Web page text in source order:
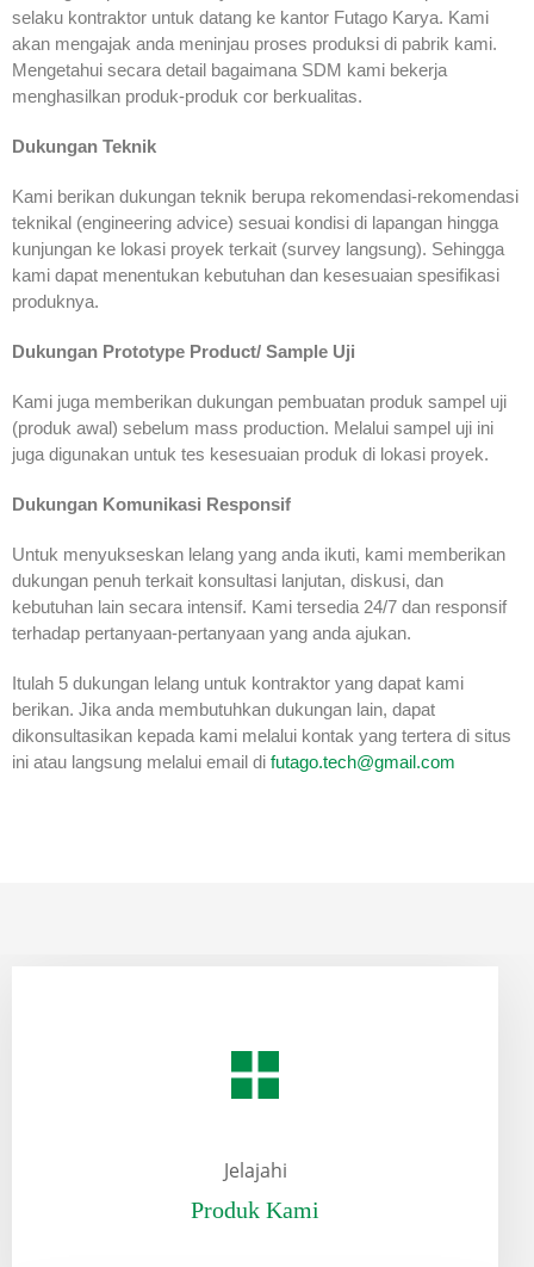
selaku kontraktor untuk datang ke kantor Futago Karya. Kami
akan mengajak anda meninjau proses produksi di pabrik kami.
Mengetahui secara detail bagaimana SDM kami bekerja
menghasilkan produk-produk cor berkualitas.
Dukungan Teknik
Kami berikan dukungan teknik berupa rekomendasi-rekomendasi
teknikal (engineering advice) sesuai kondisi di lapangan hingga
kunjungan ke lokasi proyek terkait (survey langsung). Sehingga
kami dapat menentukan kebutuhan dan kesesuaian spesifikasi
produknya.
Dukungan Prototype Product/ Sample Uji
Kami juga memberikan dukungan pembuatan produk sampel uji
(produk awal) sebelum mass production. Melalui sampel uji ini
juga digunakan untuk tes kesesuaian produk di lokasi proyek.
Dukungan Komunikasi Responsif
Untuk menyukseskan lelang yang anda ikuti, kami memberikan
dukungan penuh terkait konsultasi lanjutan, diskusi, dan
kebutuhan lain secara intensif. Kami tersedia 24/7 dan responsif
terhadap pertanyaan-pertanyaan yang anda ajukan.
Itulah 5 dukungan lelang untuk kontraktor yang dapat kami
berikan. Jika anda membutuhkan dukungan lain, dapat
dikonsultasikan kepada kami melalui kontak yang tertera di situs
ini atau langsung melalui email di futago.tech@gmail.com
Jelajahi
Produk Kami